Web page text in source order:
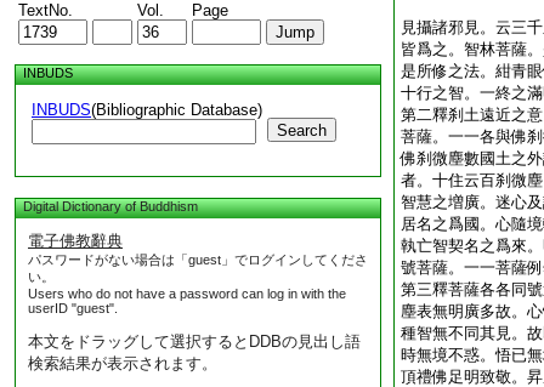
TextNo. Vol. Page
INBUDS
INBUDS(Bibliographic Database)
Search
Digital Dictionary of Buddhism
電子佛教辭典
パスワードがない場合は「guest」でログインしてくださ
い。
Users who do not have a password can log in with the
userID "guest".
本文をドラッグして選択するとDDBの見出し語
検索結果が表示されます。
見攝諸邪見。云三
皆爲之。智林菩薩
是所修之法。紺青
十行之智。一終之
第二釋刹土遠近之
菩薩。一一各與佛
佛刹微塵數國土之
者。十住云百刹微
智慧之増廣。迷心
居名之爲國。心隨
執亡智契名之爲來
號菩薩。一一菩薩
第三釋菩薩各各同
塵表無明廣多故。
種智無不同其見。
時無境不惑。悟已
頂禮佛足明致敬。